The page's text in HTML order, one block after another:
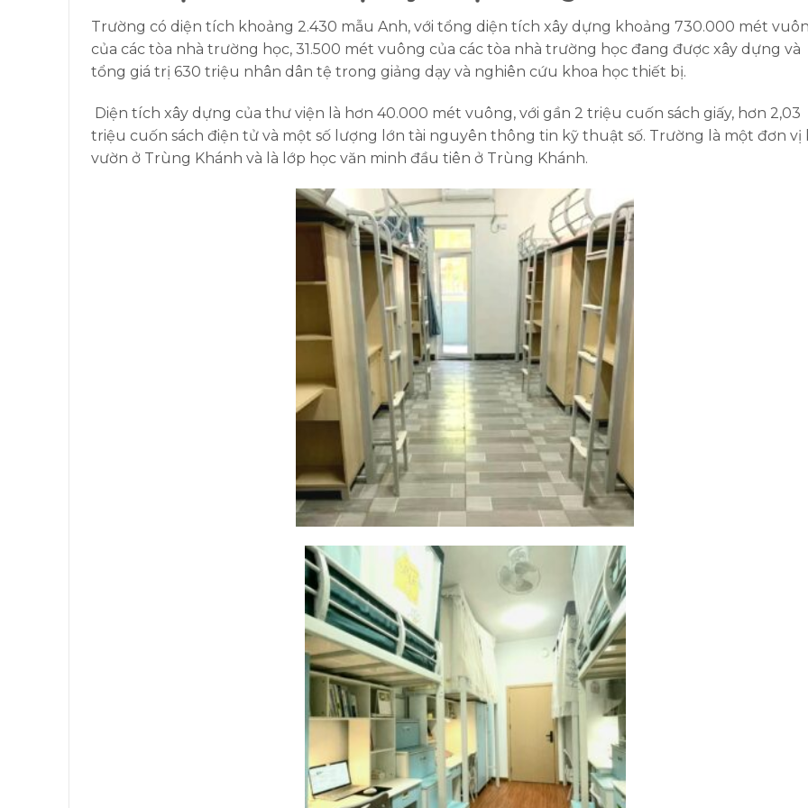
Trường có diện tích khoảng 2.430 mẫu Anh, với tổng diện tích xây dựng khoảng 730.000 mét
của các tòa nhà trường học, 31.500 mét vuông của các tòa nhà trường học đang được xây dựng và
tổng giá trị 630 triệu nhân dân tệ trong giảng dạy và nghiên cứu khoa học thiết bị.
Diện tích xây dựng của thư viện là hơn 40.000 mét vuông, với gần 2 triệu cuốn sách giấy, hơn 2,03
triệu cuốn sách điện tử và một số lượng lớn tài nguyên thông tin kỹ thuật số. Trường là một đơn vị
vườn ở Trùng Khánh và là lớp học văn minh đầu tiên ở Trùng Khánh.